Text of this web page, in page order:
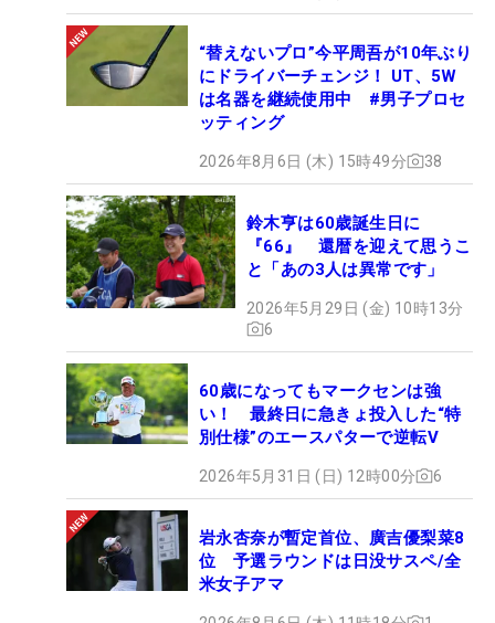
“替えないプロ”今平周吾が10年ぶり
にドライバーチェンジ！ UT、5W
は名器を継続使用中 #男子プロセ
ッティング
2026年8月6日 (木) 15時49分 38
鈴木亨は60歳誕生日に
『66』 還暦を迎えて思うこ
と「あの3人は異常です」
2026年5月29日 (金) 10時13分
6
60歳になってもマークセンは強
い！ 最終日に急きょ投入した“特
別仕様”のエースパターで逆転V
2026年5月31日 (日) 12時00分 6
岩永杏奈が暫定首位、廣吉優梨菜8
位 予選ラウンドは日没サスペ/全
米女子アマ